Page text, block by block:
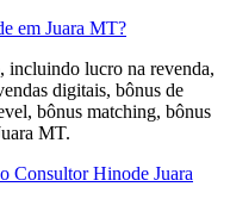
em Juara MT?
incluindo lucro na revenda,
digitais, bônus de
bônus matching, bônus
MT.
Consultor Hinode Juara